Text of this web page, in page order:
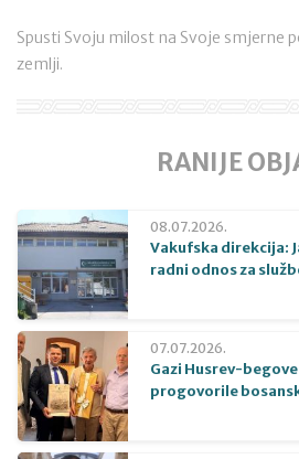
Spusti Svoju milost na Svoje smjerne
zemlji.
RANIJE
08.07.2026.
Vakufska direkcija:
radni odnos za
07.07.2026.
Gazi Husrev-
progovorile